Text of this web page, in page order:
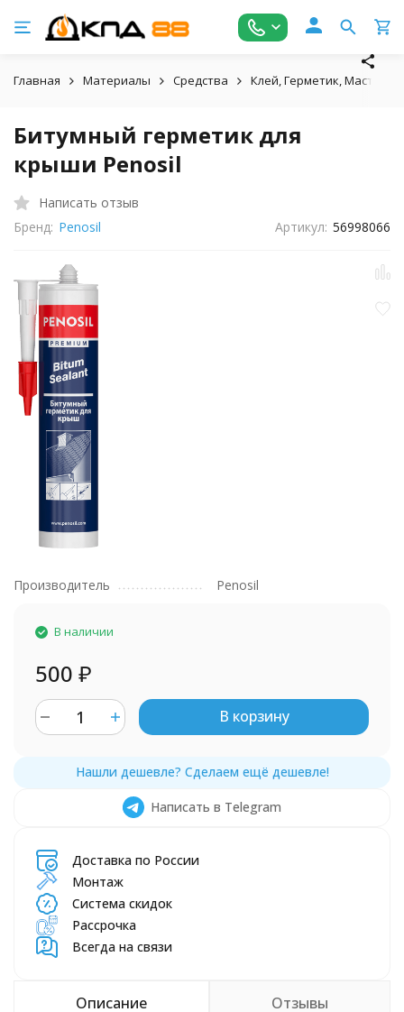
Главная Материалы Средства Клей, Герметик, Мастика
Битумный герметик для
крыши Penosil
Написать отзыв
Бренд: Penosil Артикул: 56998066
Производитель Penosil
В наличии
500 ₽
В корзину
Написать в Telegram
Доставка по России
Монтаж
Система скидок
Рассрочка
Всегда на связи
Описание Отзывы